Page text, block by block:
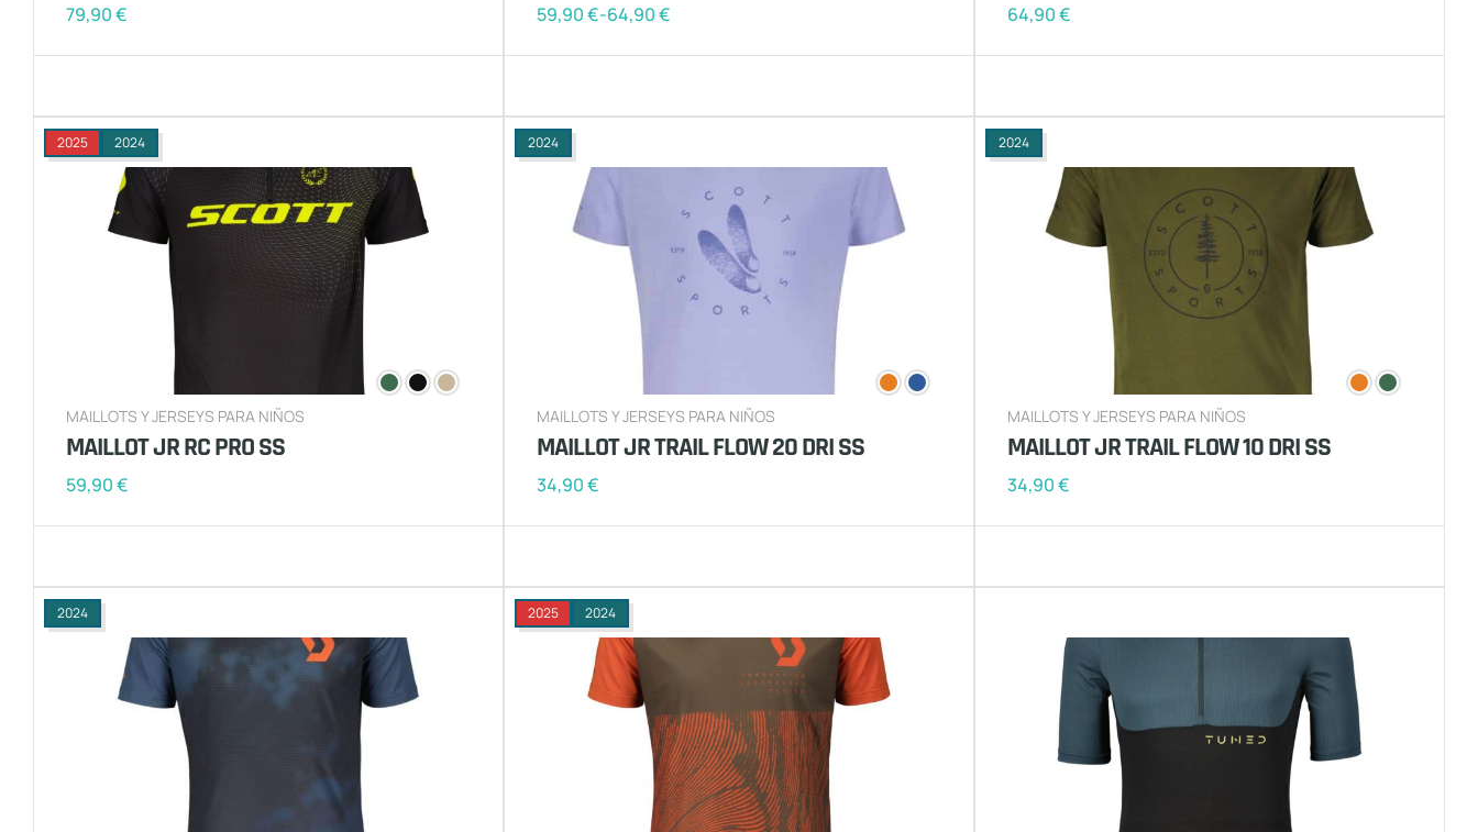
79,90€ 59,90€-64,90€ 64,90€
2025 2024
MAILLOTS Y JERSEYS PARA NIÑOS
MAILLOT JR RC PRO SS
59,90€
2024
MAILLOTS Y JERSEYS PARA NIÑOS
MAILLOT JR TRAIL FLOW 20 DRI SS
34,90€
2024
MAILLOTS Y JERSEYS PARA NIÑOS
MAILLOT JR TRAIL FLOW 10 DRI SS
34,90€
2024 2025 2024